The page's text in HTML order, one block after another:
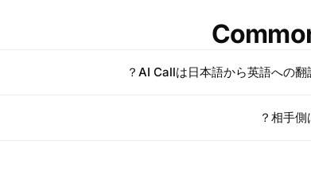
AI Callは日本語から英語への翻
相手側